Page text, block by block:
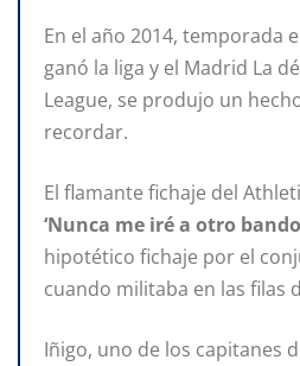
En el año 2014, temporada
ganó la liga y el Madrid La
League, se produjo un
recordar.
El flamante fichaje del
‘Nunca me iré a otro
hipotético fichaje por el
cuando militaba en las filas
Iñigo, uno de los capitanes